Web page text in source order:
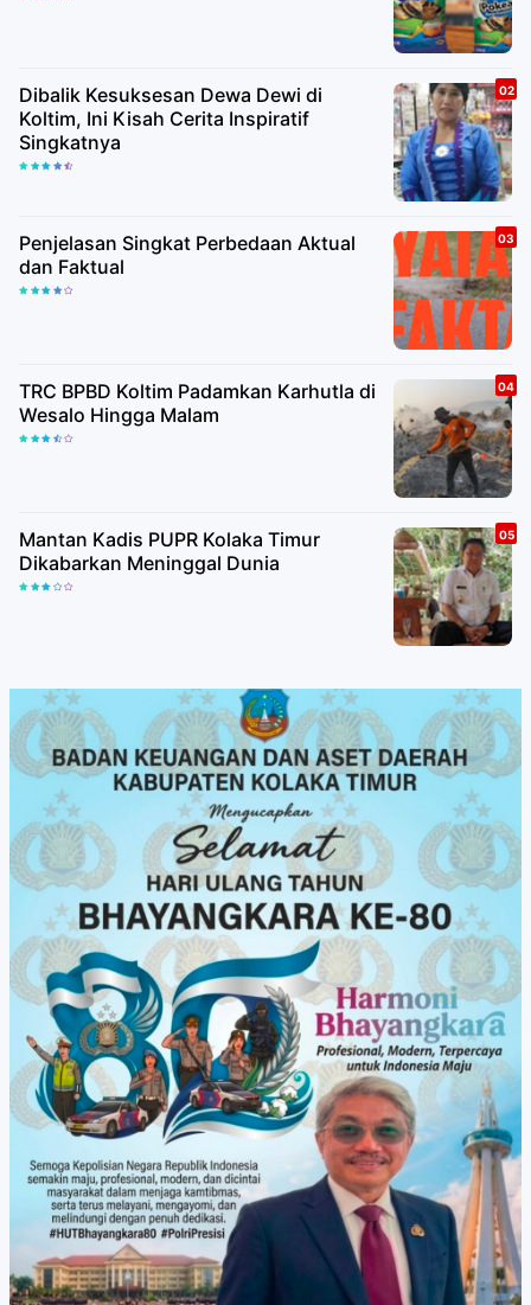
Dibalik Kesuksesan Dewa Dewi di
Koltim, Ini Kisah Cerita Inspiratif
Singkatnya
Penjelasan Singkat Perbedaan Aktual
dan Faktual
TRC BPBD Koltim Padamkan Karhutla di
Wesalo Hingga Malam
Mantan Kadis PUPR Kolaka Timur
Dikabarkan Meninggal Dunia